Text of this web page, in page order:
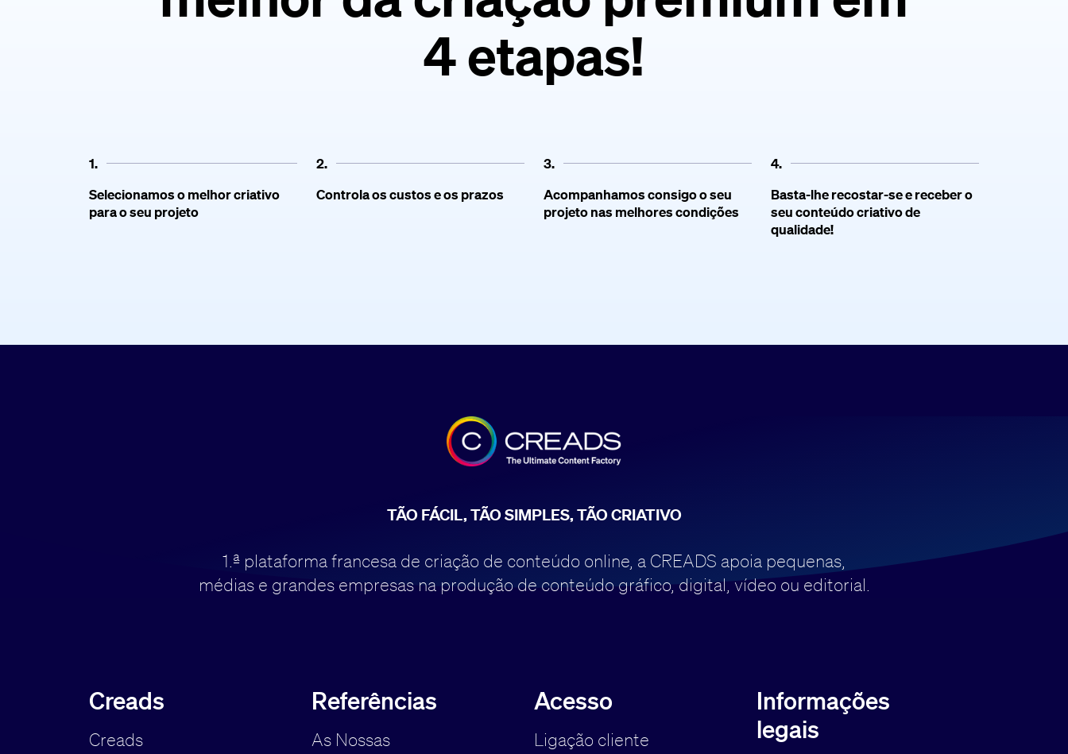
4 etapas!
1.
Selecionamos o melhor criativo
para o seu projeto
2.
Controla os custos e os prazos
3.
Acompanhamos consigo o seu
projeto nas melhores condições
4.
Basta-lhe recostar-se e receber o
seu conteúdo criativo de
qualidade!
TÃO FÁCIL, TÃO SIMPLES, TÃO CRIATIVO
1.ª plataforma francesa de criação de conteúdo online, a CREADS apoia pequenas,
médias e grandes empresas na produção de conteúdo gráfico, digital, vídeo ou editorial.
Creads
Creads
Referências
As Nossas
Acesso
Ligação cliente
Informações
legais